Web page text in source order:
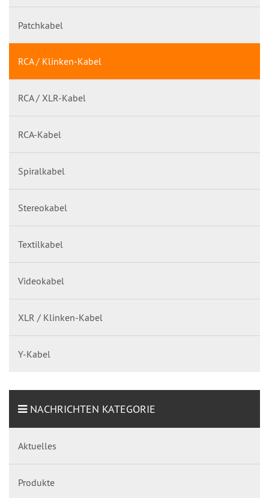
Patchkabel
RCA / Klinken-Kabel
RCA / XLR-Kabel
RCA-Kabel
Spiralkabel
Stereokabel
Textilkabel
Videokabel
XLR / Klinken-Kabel
Y-Kabel
NACHRICHTEN KATEGORIE
Aktuelles
Produkte